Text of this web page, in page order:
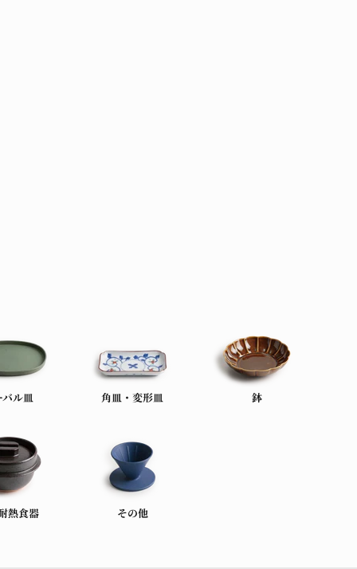
バル皿 角皿・変形皿 鉢
熱食器 その他